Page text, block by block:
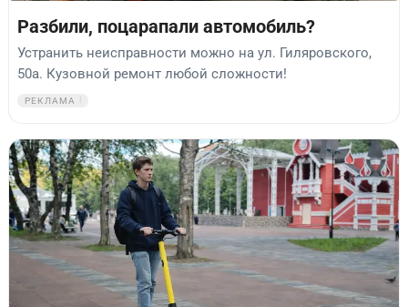
Разбили, поцарапали автомобиль?
Устранить неисправности можно на ул. Гиляровского,
50а. Кузовной ремонт любой сложности!
РЕКЛАМА